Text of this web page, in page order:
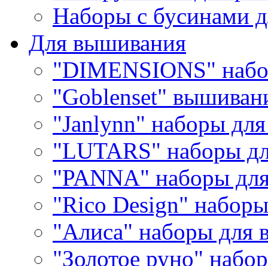
Наборы с бусинами
Для вышивания
"DIMENSIONS"
"Goblenset"
"Janlynn" наборы
"LUTARS" наборы
"PANNA" наборы
"Rico Design"
"Алиса" наборы для
"Золотое руно"